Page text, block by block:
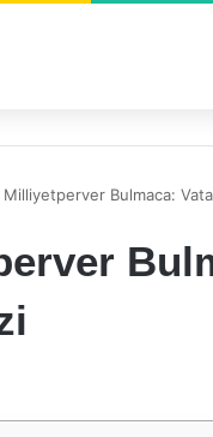
Milliyetperver Bulmaca: